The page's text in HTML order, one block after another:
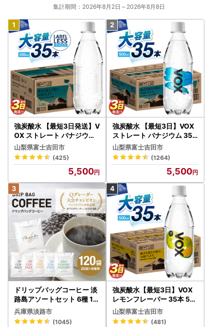
集計期間：2026年8月2日～2026年8月8日
強炭酸水 【最短3日発送】V
OX ストレート バナジウム
強炭酸水 35本 500ml ラベ
ルレス【富士吉田市限定カ
ートン】 炭酸
山梨県富士吉田市
(425)
5,500
強炭酸水 【最短3日】VOX
ストレート バナジウム 35
本 500ml 【富士吉田市限
定カートン】炭酸
山梨県富士吉田市
(1264)
5,500
ドリップバッグコーヒー 淡
路島アソートセット 6種 12
0袋 飲み比べ コーヒー
兵庫県淡路市
(1045)
強炭酸水【最短3日】VOX
レモンフレーバー 35本 50
0ml 【富士吉田市限定カー
トン】炭酸
山梨県富士吉田市
(481)